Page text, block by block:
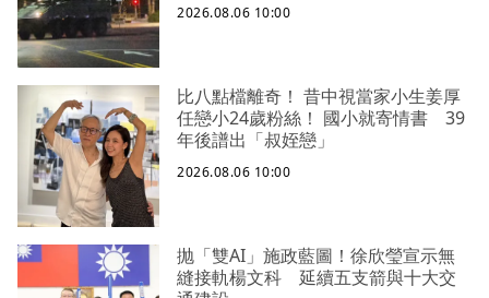
2026.08.06 10:00
比八點檔離奇！ 昔中視當家小生姜厚
任戀小24歲粉絲！ 國小就寄情書 39
年後譜出「叔姪戀」
2026.08.06 10:00
抛「雙AI」施政藍圖！徐欣瑩宣示無
縫接軌楊文科 延續五支箭與十大交